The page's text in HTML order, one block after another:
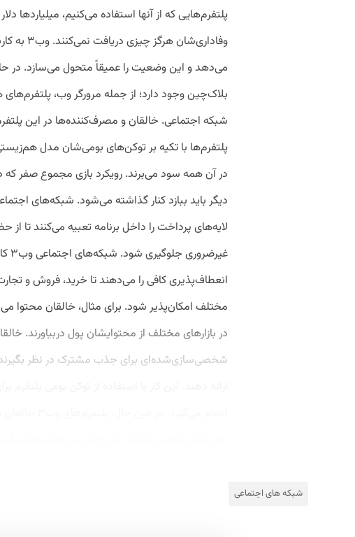
پلتفرم‌هایی که از آنها استفاده می‌کنیم، میلیاردها
بلاک‌چین وجود دارد؛ از جمله مرورگر وب،
شبکه اجتماعی. خالقان و مصرف‌کننده‌ها در این
پلتفرم‌ها با تکیه بر توکن‌های بومی‌شان مدل هم‌زیستی
در آن همه سود می‌برند. رویکرد بازی مجموع صفر
لایه‌های پرداخت را داخل برنامه تعبیه می‌کنند تا
انعطاف‌پذیری کافی را می‌دهند تا خرید، فروش و
مختلف امکان‌پذیر شود. برای مثال، خالقان محتوا
در بازارهای مختلف از محتوایشان پول دربیاورند.
شخصی‌سازی‌شده‌ای برای جذب مشترک در نظر بگیرند و
شبکه های اجتماعی